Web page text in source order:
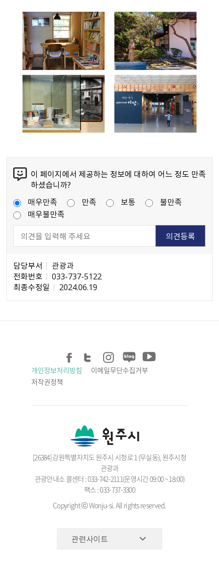
이 페이지에서 제공하는 정보에 대하여 어느 정도 만족
하셨습니까?
매우만족
만족 보통
불만족
매우불만족
담당부서
관광과
전화번호
033-737-5122
최종수정일
2024.06.19
개인정보처리방침
이메일무단수집거부
저작권정책
[26384] 강원특별자치도 원주시 시청로 1 (무실동), 원주시청
관광과
관광안내소 콜센터 : 033-742-2111(운영시간 09:00 ~ 18:00)
팩스 : 033-737-3300
Copyright ⓒ Wonju-si. All rights reserved.
관련사이트